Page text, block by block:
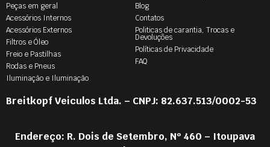
Peças em geral
Acessórios Internos
Acessórios Externos
Filtros e Óleo
Freio e Pastilhas
Rodas e Pneus
Iluminação e Iluminação
Blog
Contatos
Politicas de carantia, Trocas e
Devoluções
Políticas de Privacidade
FAQ
Breitkopf Veiculos Ltda. – CNPJ: 82.637.513/0002-53
Endereço: R. Dois de Setembro, Nº 460 – Itoupava